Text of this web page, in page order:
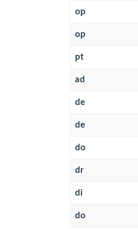
op
op
pt
ad
de
de
do
dr
di
do